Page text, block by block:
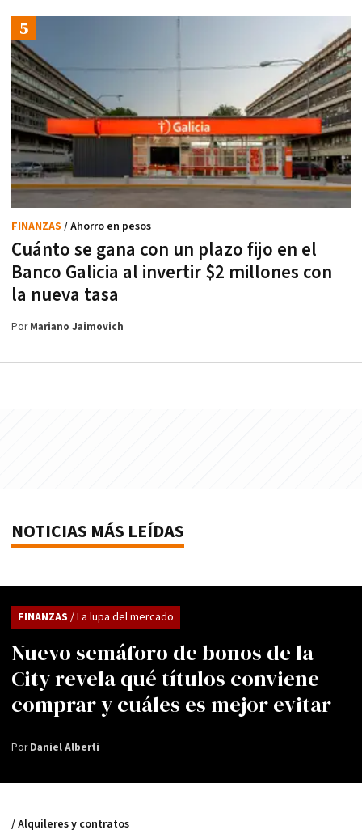
Cuánto se gana con un plazo fijo en el
Banco Galicia al invertir $2 millones con
la nueva tasa
FINANZAS / Ahorro en pesos
PorMariano Jaimovich
NOTICIAS MÁS LEÍDAS
Nuevo semáforo de bonos de la
City revela qué títulos conviene
comprar y cuáles es mejor evitar
FINANZAS / La lupa del mercado
PorDaniel Alberti
/ Alquileres y contratos